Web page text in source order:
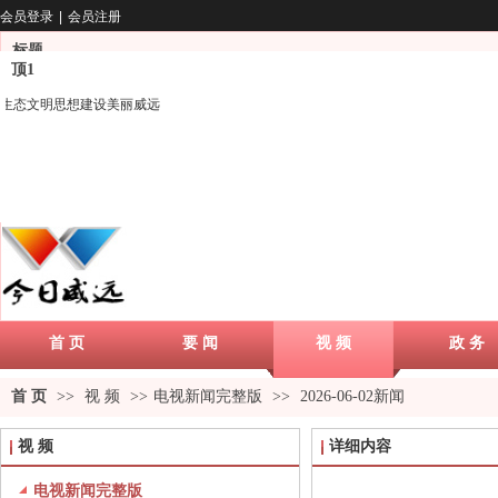
标题
顶1
会员登录 会员注册
首 页 要 闻 视 频 政 务
首 页 >> 视 频 >> 电视新闻完整版 >> 2026-06-02新闻
视 频
电视新闻完整版
详细内容